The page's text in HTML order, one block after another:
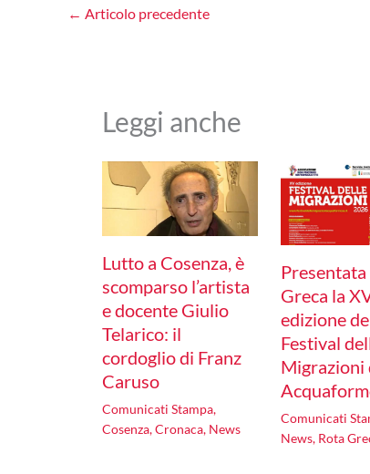
← Articolo precedente
Leggi anche
Lutto a Cosenza, è
scomparso l’artista
e docente Giulio
Telarico: il
cordoglio di Franz
Caruso
Comunicati Stampa,
Cosenza,Cronaca, News
Presentata
Greca la
edizione
Festival
Migrazioni
Comunicati
News, Rota